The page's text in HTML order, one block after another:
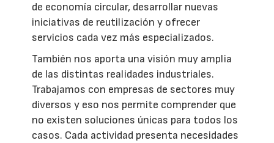
de economía circular, desarrollar nuevas
iniciativas de reutilización y ofrecer
servicios cada vez más especializados.
También nos aporta una visión muy amplia
de las distintas realidades industriales.
Trabajamos con empresas de sectores muy
diversos y eso nos permite comprender que
no existen soluciones únicas para todos los
casos. Cada actividad presenta necesidades